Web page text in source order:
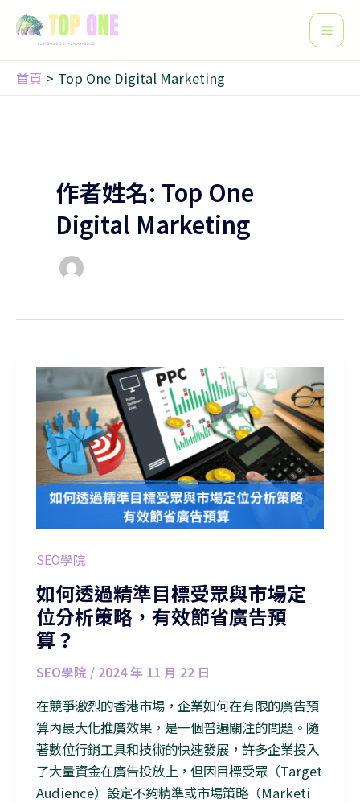
首頁 Top One Digital Marketing
作者姓名: Top One
Digital Marketing
SEO學院
如何透過精準目標受眾與市場定
位分析策略，有效節省廣告預
算？
SEO學院 / 2024 年 11 月 22 日
在競爭激烈的香港市場，企業如何在有限的廣告預
算內最大化推廣效果，是一個普遍關注的問題。隨
著數位行銷工具和技術的快速發展，許多企業投入
了大量資金在廣告投放上，但因目標受眾（Target
Audience）設定不夠精準或市場策略（Marketi
如何透過精準目標受眾與市場定位分析策略，有效節省廣告預算？
文
章
頁
尋